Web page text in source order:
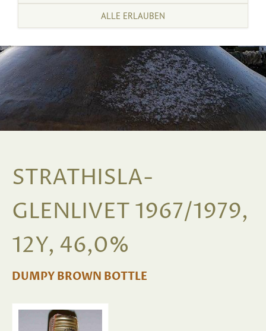
STRATHISLA-
GLENLIVET 1967/1979,
12Y, 46,0%
DUMPY BROWN BOTTLE
ALLE ERLAUBEN